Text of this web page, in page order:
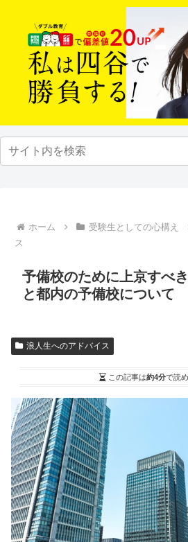
ホーム 受験生としての心構え
ス
予備校のために上京すべ
と都内の予備校について
浪人生へのアドバイス
この記事は約4分で読